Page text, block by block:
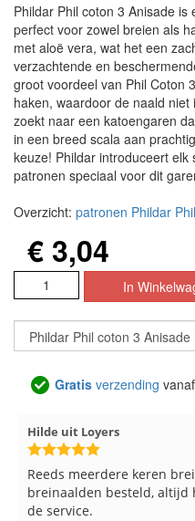
Phildar Phil coton 3 Anisade
perfect voor zowel breien als
met aloë vera, wat het een
verzachtende en
groot voordeel van Phil Coton
haken, waardoor de naald
zoekt naar een katoengaren
in een breed scala aan
keuze! Phildar introduceert
patronen speciaal voor dit
Overzicht: patronen Phildar
€ 3,04
Gratis verzending
Hilde uit Loyers
Reeds meerdere keren
breinaalden besteld, altijd
de service.